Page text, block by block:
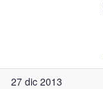
27 dic 2013